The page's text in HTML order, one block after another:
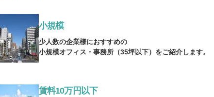
小規模
少人数の企業様におすすめの
小規模オフィス・事務所（35坪以下）をご紹介します。
賃料10万円以下